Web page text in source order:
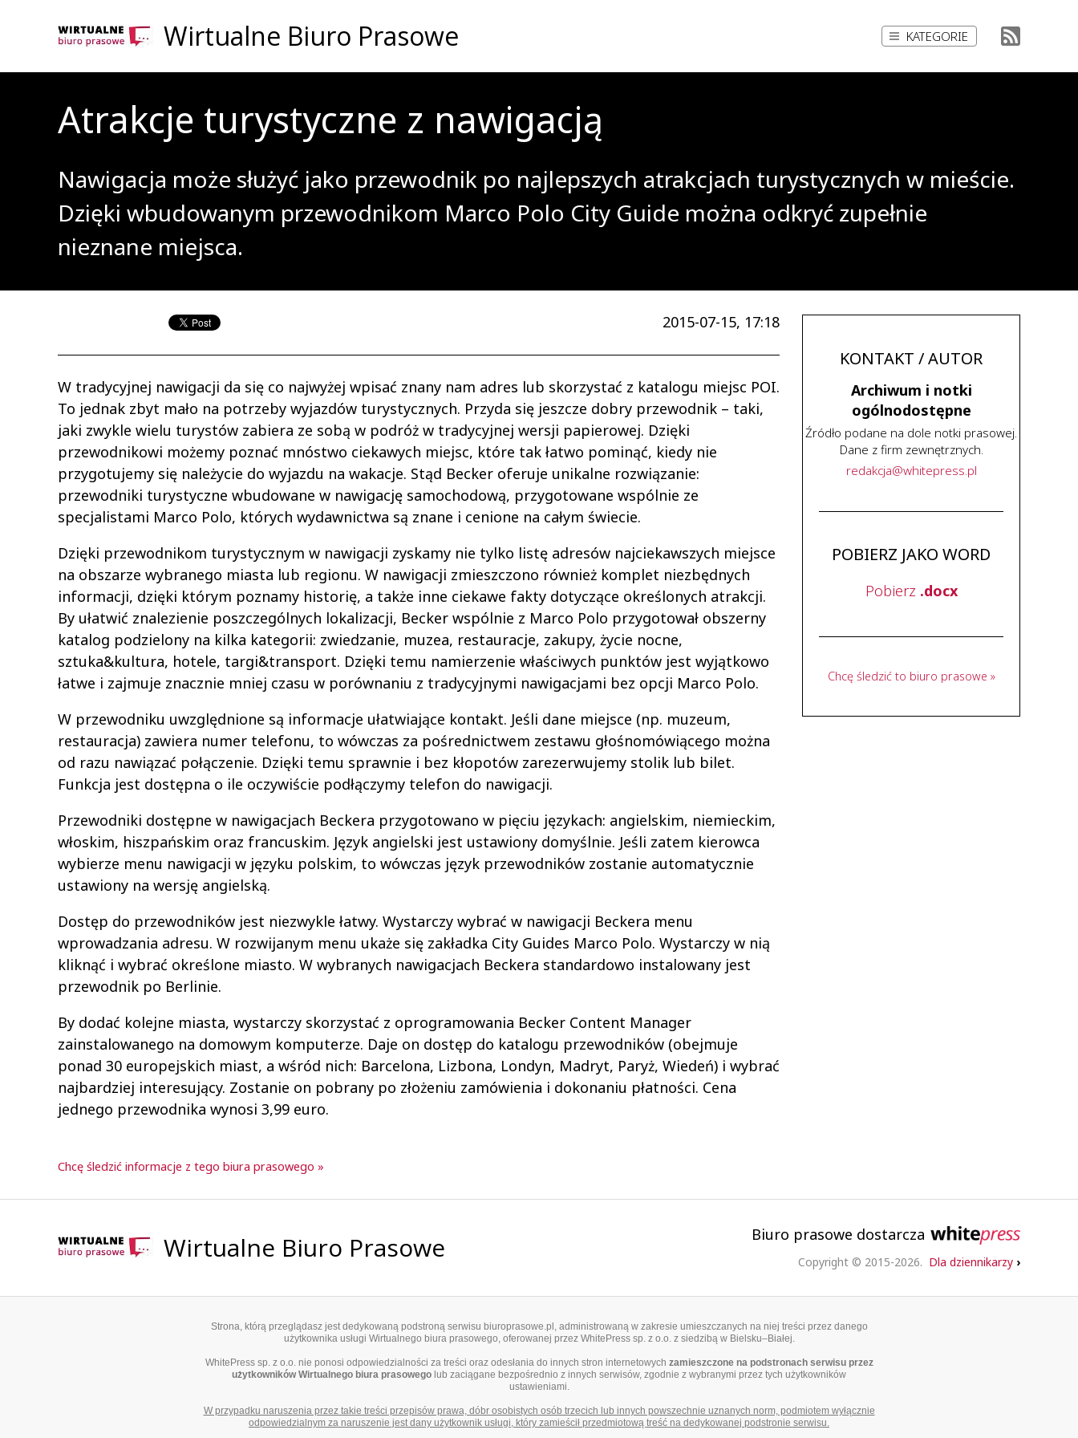
Wirtualne Biuro Prasowe KATEGORIE
Atrakcje turystyczne z nawigacją
Nawigacja może służyć jako przewodnik po najlepszych atrakcjach turystycznych w mieście.
Dzięki wbudowanym przewodnikom Marco Polo City Guide można odkryć zupełnie
nieznane miejsca.
2015-07-15, 17:18
W tradycyjnej nawigacji da się co najwyżej wpisać znany nam adres lub skorzystać z katalogu miejsc POI.
To jednak zbyt mało na potrzeby wyjazdów turystycznych. Przyda się jeszcze dobry przewodnik – taki,
jaki zwykle wielu turystów zabiera ze sobą w podróż w tradycyjnej wersji papierowej. Dzięki
przewodnikowi możemy poznać mnóstwo ciekawych miejsc, które tak łatwo pominąć, kiedy nie
przygotujemy się należycie do wyjazdu na wakacje. Stąd Becker oferuje unikalne rozwiązanie:
przewodniki turystyczne wbudowane w nawigację samochodową, przygotowane wspólnie ze
specjalistami Marco Polo, których wydawnictwa są znane i cenione na całym świecie.
Dzięki przewodnikom turystycznym w nawigacji zyskamy nie tylko listę adresów najciekawszych miejsce
na obszarze wybranego miasta lub regionu. W nawigacji zmieszczono również komplet niezbędnych
informacji, dzięki którym poznamy historię, a także inne ciekawe fakty dotyczące określonych atrakcji.
By ułatwić znalezienie poszczególnych lokalizacji, Becker wspólnie z Marco Polo przygotował obszerny
katalog podzielony na kilka kategorii: zwiedzanie, muzea, restauracje, zakupy, życie nocne,
sztuka&kultura, hotele, targi&transport. Dzięki temu namierzenie właściwych punktów jest wyjątkowo
łatwe i zajmuje znacznie mniej czasu w porównaniu z tradycyjnymi nawigacjami bez opcji Marco Polo.
W przewodniku uwzględnione są informacje ułatwiające kontakt. Jeśli dane miejsce (np. muzeum,
restauracja) zawiera numer telefonu, to wówczas za pośrednictwem zestawu głośnomówiącego można
od razu nawiązać połączenie. Dzięki temu sprawnie i bez kłopotów zarezerwujemy stolik lub bilet.
Funkcja jest dostępna o ile oczywiście podłączymy telefon do nawigacji.
Przewodniki dostępne w nawigacjach Beckera przygotowano w pięciu językach: angielskim, niemieckim,
włoskim, hiszpańskim oraz francuskim. Język angielski jest ustawiony domyślnie. Jeśli zatem kierowca
wybierze menu nawigacji w języku polskim, to wówczas język przewodników zostanie automatycznie
ustawiony na wersję angielską.
Dostęp do przewodników jest niezwykle łatwy. Wystarczy wybrać w nawigacji Beckera menu
wprowadzania adresu. W rozwijanym menu ukaże się zakładka City Guides Marco Polo. Wystarczy w nią
kliknąć i wybrać określone miasto. W wybranych nawigacjach Beckera standardowo instalowany jest
przewodnik po Berlinie.
By dodać kolejne miasta, wystarczy skorzystać z oprogramowania Becker Content Manager
zainstalowanego na domowym komputerze. Daje on dostęp do katalogu przewodników (obejmuje
ponad 30 europejskich miast, a wśród nich: Barcelona, Lizbona, Londyn, Madryt, Paryż, Wiedeń) i wybrać
najbardziej interesujący. Zostanie on pobrany po złożeniu zamówienia i dokonaniu płatności. Cena
jednego przewodnika wynosi 3,99 euro.
Chcę śledzić informacje z tego biura prasowego »
KONTAKT / AUTOR
Archiwum i notki
ogólnodostępne
Źródło podane na dole notki prasowej.
Dane z firm zewnętrznych.
redakcja@whitepress.pl
POBIERZ JAKO WORD
Pobierz .docx
Chcę śledzić to biuro prasowe »
Wirtualne Biuro Prasowe Biuro prasowe dostarcza
Copyright © 2015-2026. Dla dziennikarzy ›
Strona, którą przeglądasz jest dedykowaną podstroną serwisu biuroprasowe.pl, administrowaną w zakresie umieszczanych na niej treści przez danego
użytkownika usługi Wirtualnego biura prasowego, oferowanej przez WhitePress sp. z o.o. z siedzibą w Bielsku–Białej.
WhitePress sp. z o.o. nie ponosi odpowiedzialności za treści oraz odesłania do innych stron internetowych zamieszczone na podstronach serwisu przez
użytkowników Wirtualnego biura prasowego lub zaciągane bezpośrednio z innych serwisów, zgodnie z wybranymi przez tych użytkowników
ustawieniami.
W przypadku naruszenia przez takie treści przepisów prawa, dóbr osobistych osób trzecich lub innych powszechnie uznanych norm, podmiotem wyłącznie
odpowiedzialnym za naruszenie jest dany użytkownik usługi, który zamieścił przedmiotową treść na dedykowanej podstronie serwisu.